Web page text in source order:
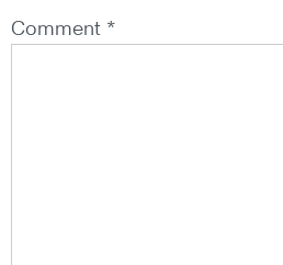
Comment *